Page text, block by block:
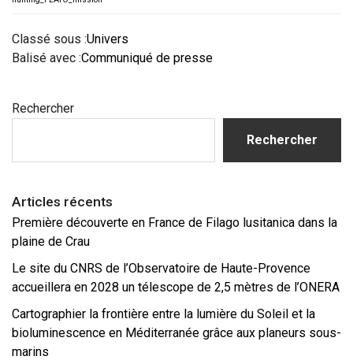
Classé sous :Univers
Balisé avec :Communiqué de presse
Barre
latérale
Rechercher
Rechercher
Articles récents
Première découverte en France de Filago lusitanica dans la
plaine de Crau
Le site du CNRS de l’Observatoire de Haute-Provence
accueillera en 2028 un télescope de 2,5 mètres de l’ONERA
Cartographier la frontière entre la lumière du Soleil et la
bioluminescence en Méditerranée grâce aux planeurs sous-
marins